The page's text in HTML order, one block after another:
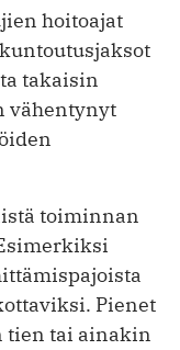
hoitoajat
takaisin
vähentynyt
toiminnan
Pienet
tien tai ainakin